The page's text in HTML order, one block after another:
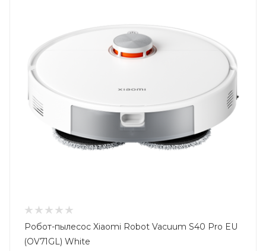
Робот-пылесос Xiaomi Robot Vacuum S40 Pro EU
(OV71GL) White